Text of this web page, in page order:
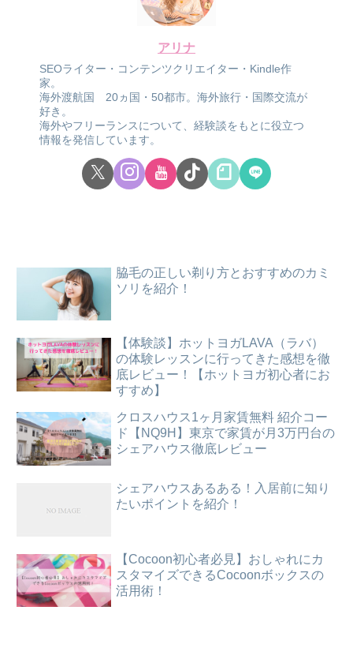
アリナ
SEOライター・コンテンツクリエイター・Kindle作
家。
海外渡航国 20ヵ国・50都市。海外旅行・国際交流が
好き。
海外やフリーランスについて、経験談をもとに役立つ
情報を発信しています。
脇毛の正しい剃り方とおすすめのカミ
ソリを紹介！
【体験談】ホットヨガLAVA（ラバ）
の体験レッスンに行ってきた感想を徹
底レビュー！【ホットヨガ初心者にお
すすめ】
クロスハウス1ヶ月家賃無料 紹介コー
ド【NQ9H】東京で家賃が月3万円台の
シェアハウス徹底レビュー
シェアハウスあるある！入居前に知り
たいポイントを紹介！
【Cocoon初心者必見】おしゃれにカ
スタマイズできるCocoonボックスの
活用術！